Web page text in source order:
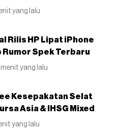
yang lalu
Rilis HP Lipat iPhone
Spek Terbaru
menit yang lalu
Kesepakatan Selat
Asia & IHSG Mixed
yang lalu